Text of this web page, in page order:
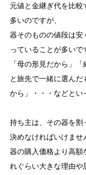
元値と金継ぎ代を比較
多いのですが、
器そのものの値段は安
っていることが多いで
「母の形見だから」
と旅先で一緒に選ん
から」・・・などとい
持ち主は、その器を割
決めなければいけませ
器の購入価格より高額
れぐらい大きな理由や